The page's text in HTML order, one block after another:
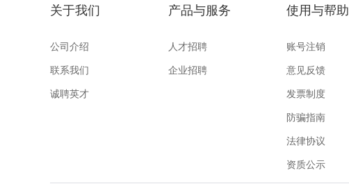
关于我们
公司介绍
联系我们
诚聘英才
产品与服务
人才招聘
企业招聘
使用与帮助
账号注销
意见反馈
发票制度
防骗指南
法律协议
资质公示